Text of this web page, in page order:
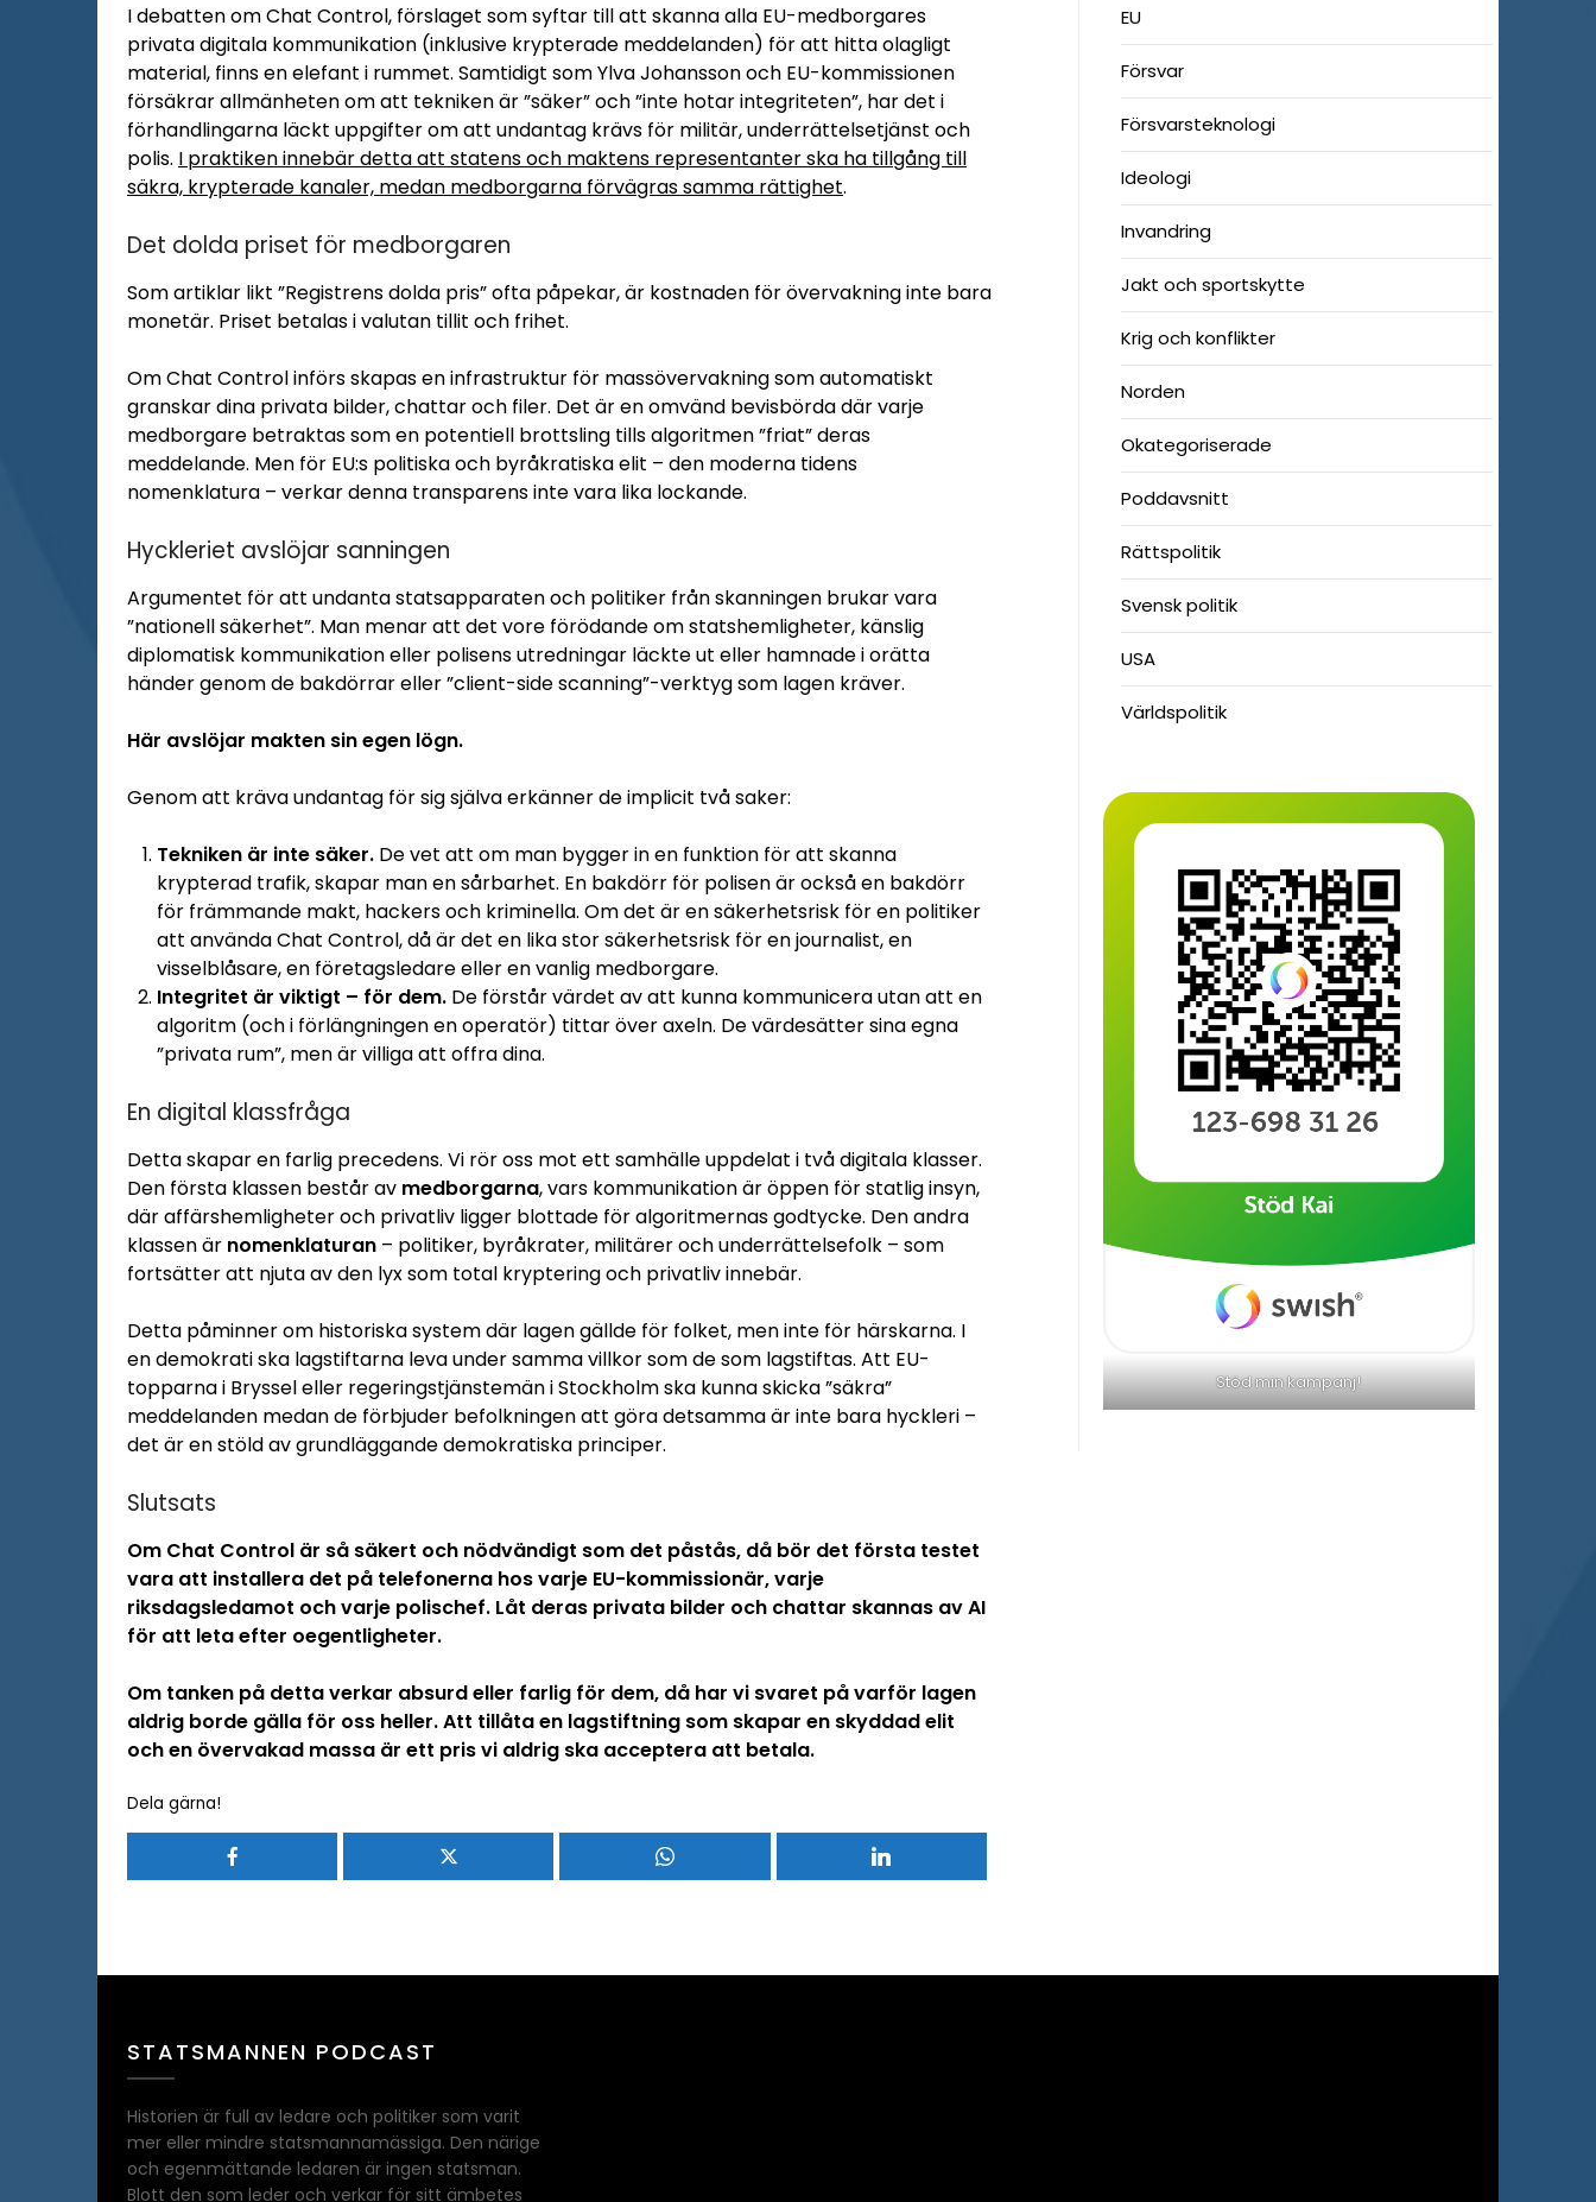
I debatten om Chat Control, förslaget som syftar till att skanna alla EU-medborgares
privata digitala kommunikation (inklusive krypterade meddelanden) för att hitta olagligt
material, finns en elefant i rummet. Samtidigt som Ylva Johansson och EU-kommissionen
försäkrar allmänheten om att tekniken är ”säker” och ”inte hotar integriteten”, har det i
förhandlingarna läckt uppgifter om att undantag krävs för militär, underrättelsetjänst och
polis. I praktiken innebär detta att statens och maktens representanter ska ha tillgång till
säkra, krypterade kanaler, medan medborgarna förvägras samma rättighet.
Det dolda priset för medborgaren
Som artiklar likt ”Registrens dolda pris” ofta påpekar, är kostnaden för övervakning inte bara
monetär. Priset betalas i valutan tillit och frihet.
Om Chat Control införs skapas en infrastruktur för massövervakning som automatiskt
granskar dina privata bilder, chattar och filer. Det är en omvänd bevisbörda där varje
medborgare betraktas som en potentiell brottsling tills algoritmen ”friat” deras
meddelande. Men för EU:s politiska och byråkratiska elit – den moderna tidens
nomenklatura – verkar denna transparens inte vara lika lockande.
Hyckleriet avslöjar sanningen
Argumentet för att undanta statsapparaten och politiker från skanningen brukar vara
”nationell säkerhet”. Man menar att det vore förödande om statshemligheter, känslig
diplomatisk kommunikation eller polisens utredningar läckte ut eller hamnade i orätta
händer genom de bakdörrar eller ”client-side scanning”-verktyg som lagen kräver.
Här avslöjar makten sin egen lögn.
Genom att kräva undantag för sig själva erkänner de implicit två saker:
Tekniken är inte säker. De vet att om man bygger in en funktion för att skanna
krypterad trafik, skapar man en sårbarhet. En bakdörr för polisen är också en bakdörr
för främmande makt, hackers och kriminella. Om det är en säkerhetsrisk för en politiker
att använda Chat Control, då är det en lika stor säkerhetsrisk för en journalist, en
visselblåsare, en företagsledare eller en vanlig medborgare.
Integritet är viktigt – för dem. De förstår värdet av att kunna kommunicera utan att en
algoritm (och i förlängningen en operatör) tittar över axeln. De värdesätter sina egna
”privata rum”, men är villiga att offra dina.
En digital klassfråga
Detta skapar en farlig precedens. Vi rör oss mot ett samhälle uppdelat i två digitala klasser.
Den första klassen består av medborgarna, vars kommunikation är öppen för statlig insyn,
där affärshemligheter och privatliv ligger blottade för algoritmernas godtycke. Den andra
klassen är nomenklaturan – politiker, byråkrater, militärer och underrättelsefolk – som
fortsätter att njuta av den lyx som total kryptering och privatliv innebär.
Detta påminner om historiska system där lagen gällde för folket, men inte för härskarna. I
en demokrati ska lagstiftarna leva under samma villkor som de som lagstiftas. Att EU-
topparna i Bryssel eller regeringstjänstemän i Stockholm ska kunna skicka ”säkra”
meddelanden medan de förbjuder befolkningen att göra detsamma är inte bara hyckleri –
det är en stöld av grundläggande demokratiska principer.
Slutsats
Om Chat Control är så säkert och nödvändigt som det påstås, då bör det första testet
vara att installera det på telefonerna hos varje EU-kommissionär, varje
riksdagsledamot och varje polischef. Låt deras privata bilder och chattar skannas av AI
för att leta efter oegentligheter.
Om tanken på detta verkar absurd eller farlig för dem, då har vi svaret på varför lagen
aldrig borde gälla för oss heller. Att tillåta en lagstiftning som skapar en skyddad elit
och en övervakad massa är ett pris vi aldrig ska acceptera att betala.
Dela gärna!
EU
Försvar
Försvarsteknologi
Ideologi
Invandring
Jakt och sportskytte
Krig och konflikter
Norden
Okategoriserade
Poddavsnitt
Rättspolitik
Svensk politik
USA
Världspolitik
Stöd min kampanj!
STATSMANNEN PODCAST
Historien är full av ledare och politiker som varit
mer eller mindre statsmannamässiga. Den närige
och egenmättande ledaren är ingen statsman.
Blott den som leder och verkar för sitt ämbetes